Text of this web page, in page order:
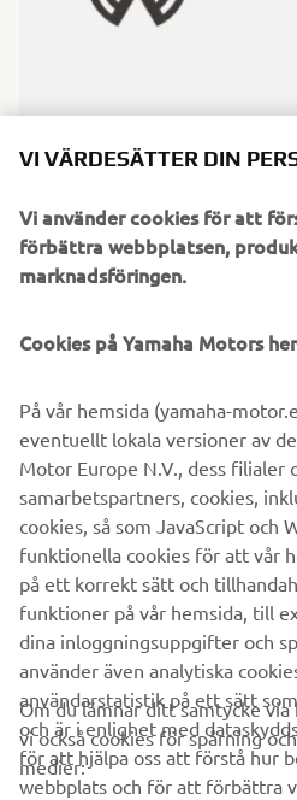
Läs mer
FÖRETAG
VI VÄRDESÄTTER DIN
Vi använder cookies för att
förbättra webbplatsen,
marknadsföringen.
Cookies på Yamaha Motors
På vår hemsida (yamaha-
eventuellt lokala versioner av
Motor Europe N.V., dess filialer
samarbetspartners, cookies,
cookies, så som JavaScript och
funktionella cookies för att vår
på ett korrekt sätt och
funktioner på vår hemsida, till
dina inloggningsuppgifter och
använder även analytiska
användarstatistik på ett sätt
och är i enlighet med
för att hjälpa oss att förstå hur
webbplats och för att förbättra
Om du lämnar ditt samtycke via
vi också cookies för spårning
medier: